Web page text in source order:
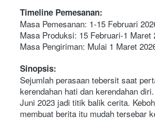
Timeline Pemesanan:
Masa Pemesanan: 1-15 Februari
Masa Produksi: 15 Februari-1 Maret
Masa Pengiriman: Mulai 1 Maret
Sinopsis:
Sejumlah perasaan tebersit saat
kerendahan hati dan kerendahan
Juni 2023 jadi titik balik cerita.
membuat berita itu mudah tersebar